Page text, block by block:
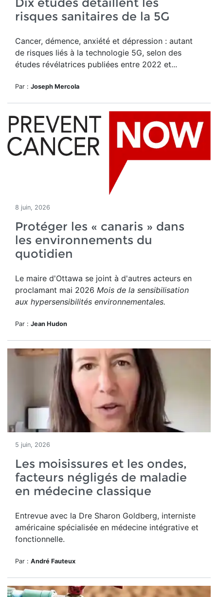
risques sanitaires de la 5G
Cancer, démence, anxiété et dépression : autant
de risques liés à la technologie 5G, selon des
études révélatrices publiées entre 2022 et...
Par : Joseph Mercola
8 juin, 2026
Protéger les « canaris » dans
les environnements du
quotidien
Le maire d'Ottawa se joint à d'autres acteurs en
proclamant mai 2026 Mois de la sensibilisation
aux hypersensibilités environnementales.
Par : Jean Hudon
5 juin, 2026
Les moisissures et les ondes,
facteurs négligés de maladie
en médecine classique
Entrevue avec la Dre Sharon Goldberg, interniste
américaine spécialisée en médecine intégrative et
fonctionnelle.
Par : André Fauteux